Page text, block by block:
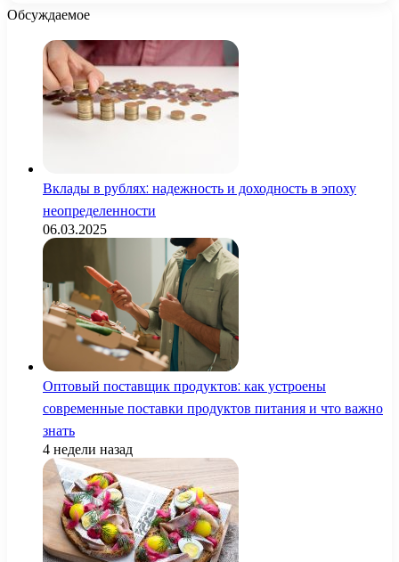
Обсуждаемое
Вклады в рублях: надежность и доходность в эпоху
неопределенности
06.03.2025
Оптовый поставщик продуктов: как устроены
современные поставки продуктов питания и что важно
знать
4 недели назад